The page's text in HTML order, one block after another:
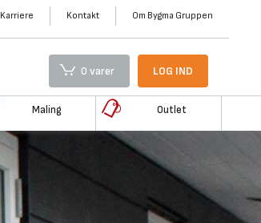
Karriere Kontakt Om Bygma Gruppen
0 varer LOG IND
Maling Outlet